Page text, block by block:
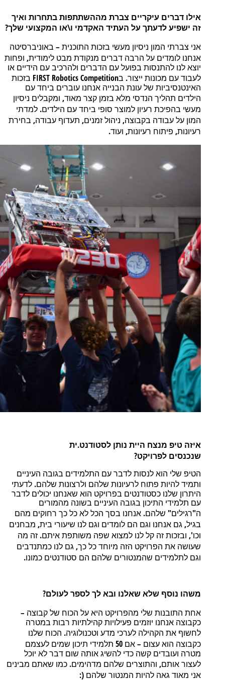
אילו דברים עיקריים צברת מההשתתפות בתחרות ואיך
זה ישפיע לדעתך על העתיד האקדמי ו\או המקצועי שלך?
אני צברתי המון ניסיון מעשי בזכות התוכנית – באוניברסיטה
אנחנו לומדים על הרבה דברים מנקודת מבט לימודית, ופחות
יוצא לנו להתנסות בפועל עם הדברים ולהרכיב עם הידיים או
לעבוד עם מכונות ייצור. בFIRST Robotics Competition בזכות
האינטנסיביות של עונת הבנייה אנחנו עוברים ביחד עם
הילדים תהליך הנדסי מלא בזמן קצר מאוד, ומקבלים ניסיון
מעשי בהפיכת רעיון למוצר סופי ביחד עם הילדים. למדתי
המון על עבודה בקבוצה, ניהול זמנים, תעדוף עבודה, בחירת
רעיונות, פיתוח רעיונות, ועוד.
איזה טיפ מנצח היית נותן לסטודנט.ית
שנכנסים לפרויקט?
הטיפ שלי הוא לנסות לדבר עם התלמידים בגובה העיניים
ותמיד להיות פתוח לרעיונות שלהם ולרצונות שלהם. לדעתי
היתרון שלנו כסטודנטים בפרויקט הוא שאנחנו יכולים לדבר
עם תלמידי התיכון בגובה העיניים בשונה מהמורים
ה"רגילים" שלהם. אנחנו בסך הכל לא כל כך רחוקים מהם
בגיל, גם אנחנו וגם הם לומדים וגם לנו שיעורי בית, מבחנים
וכו', ובזכות זה קל לנו למצוא שפה משותפת איתם. זה מה
שעושה את הפרויקט הזה מיוחד כל כך, גם לנו כמתנדבים
וגם לתלמידים שהמנטורים שלהם הם סטודנטים כמונו.
משהו נוסף שלא שאלנו ובא לך לספר לעולם?
אחת התובנות שלי מהפרויקט היא על הכוח של קבוצה –
כקבוצה אנחנו יוזמים פעילויות קהילתיות רבות במטרה
לחשוף את הקהילה לערכי מדע וטכנולוגיה. הכוח שלנו
כקבוצה הוא עצום – אם תלמידי תיכון שמים לעצמם
מטרה ועובדים קשה כדי להשיג אותה שום דבר לא יוכל
לעצור אותם, והתוצרים שלהם מדהימים. כמו שאתם מבינים
אני מאוד גאה להיות המנטור שלהם (: